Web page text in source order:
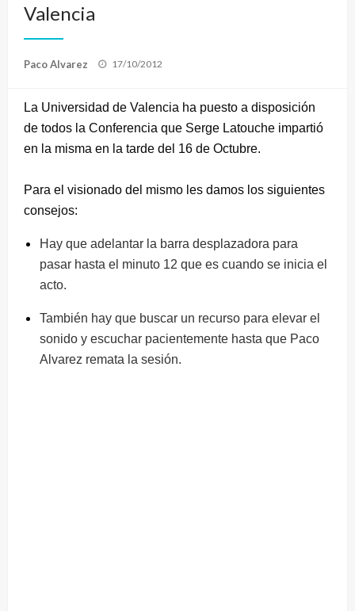
Valencia
Paco Alvarez
Publicado
17/10/2012
La Universidad de Valencia ha puesto a disposición
de todos la Conferencia que Serge Latouche impartió
en la misma en la tarde del 16 de Octubre.
Para el visionado del mismo les damos los siguientes
consejos:
Hay que adelantar la barra desplazadora para
pasar hasta el minuto 12 que es cuando se inicia el
acto.
También hay que buscar un recurso para elevar el
sonido y escuchar pacientemente hasta que Paco
Alvarez remata la sesión.